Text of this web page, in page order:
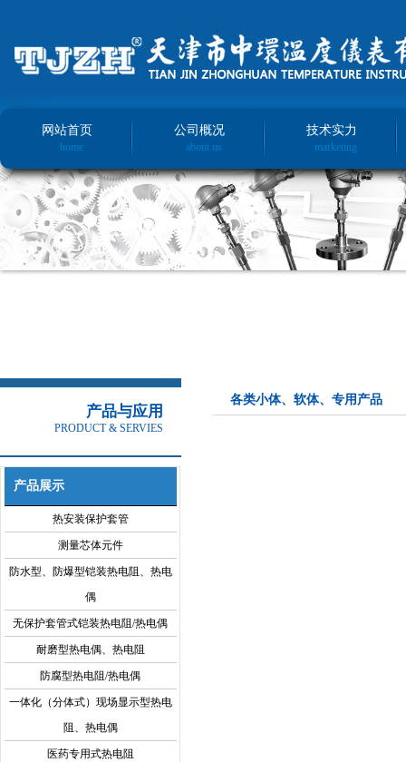
网站首页
home
公司概况
about us
技术实力
marketing
产品与应用
PRODUCT & SERVIES
产品展示
热安装保护套管
测量芯体元件
防水型、防爆型铠装热电阻、热电
偶
无保护套管式铠装热电阻/热电偶
耐磨型热电偶、热电阻
防腐型热电阻/热电偶
一体化（分体式）现场显示型热电
阻、热电偶
医药专用式热电阻
各类小体、软体、专用产品